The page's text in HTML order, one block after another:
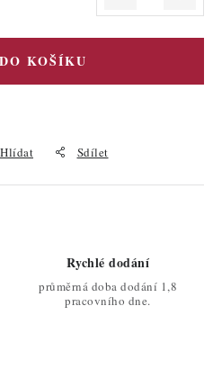
KOŠÍKU
Hlídat Sdílet
Rychlé dodání
průměrná doba dodání 1,8
pracovního dne.